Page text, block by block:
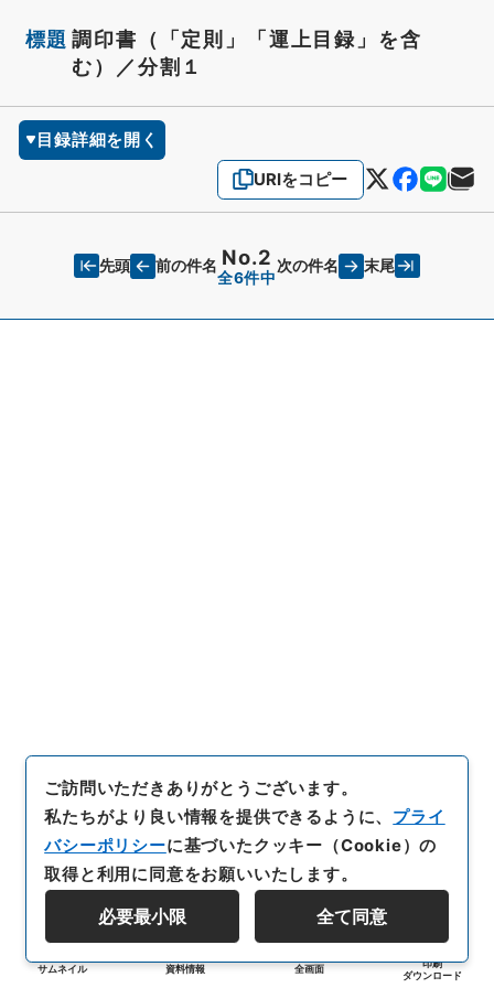
標題 調印書（「定則」「運上目録」を含
む）／分割１
目録詳細を開く
URIをコピー
先頭 前の件名 No.2
全6件中
次の件名 末尾
サムネイル 資料情報 全画面
印刷
ダウンロード
ご訪問いただきありがとうございます。
私たちがより良い情報を提供できるように、 プライ
バシーポリシーに基づいたクッキー（Cookie）の
取得と利用に同意をお願いいたします。
必要最小限 全て同意